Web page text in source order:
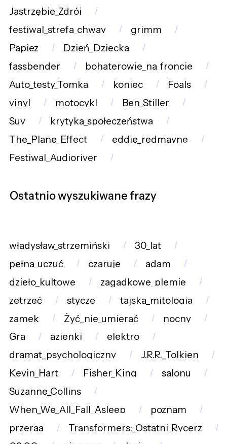
Jastrzębie_Zdrój
festiwal_strefa_chway
grimm
Papiez
Dzień_Dziecka
fassbender
bohaterowie_na_froncie
Auto_testy_Tomka
koniec
Foals
vinyl
motocykl
Ben_Stiller
Suv
krytyka_społeczeństwa
The_Plane_Effect
eddie_redmayne
Festiwal_Audioriver
Ostatnio wyszukiwane frazy
władysław_strzemiński
30_lat
pełna_uczuć
czaruje
adam
dzieło_kultowe
zagadkowe_plemię
zetrzeć
stycze
tajska_mitologia
zamek
Żyć_nie_umierać
nocny
Gra
azienki
elektro
dramat_psychologiczny
J.R.R._Tolkien
Kevin_Hart
Fisher_King
salonu
Suzanne_Collins
When_We_All_Fall_Asleep
poznam
przeraa
Transformers:_Ostatni_Rycerz